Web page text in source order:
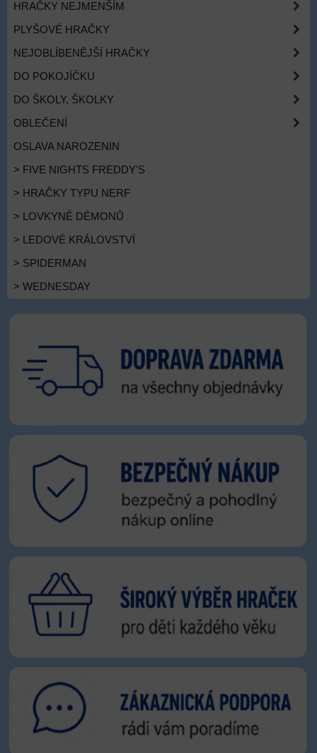
HRAČKY NEJMENŠÍM
PLYŠOVÉ HRAČKY
NEJOBLÍBENĚJŠÍ HRAČKY
DO POKOJÍČKU
DO ŠKOLY, ŠKOLKY
OBLEČENÍ
OSLAVA NAROZENIN
> FIVE NIGHTS FREDDY'S
> HRAČKY TYPU NERF
> LOVKYNĚ DÉMONŮ
> LEDOVÉ KRÁLOVSTVÍ
> SPIDERMAN
> WEDNESDAY